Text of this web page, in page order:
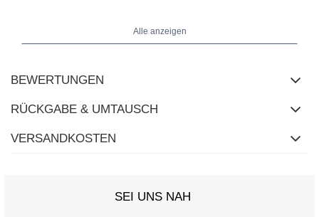
Alle anzeigen
BEWERTUNGEN
RÜCKGABE & UMTAUSCH
VERSANDKOSTEN
SEI UNS NAH